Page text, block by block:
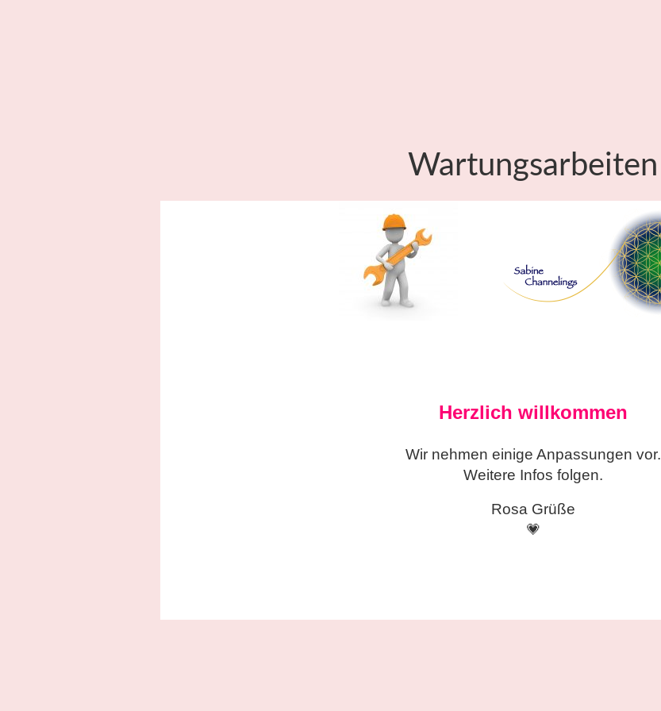
Wartungsarbeiten
Herzlich willkommen
Wir nehmen einigeAnpassungen vor.
Weitere Infos folgen.
Rosa Grüße
💗